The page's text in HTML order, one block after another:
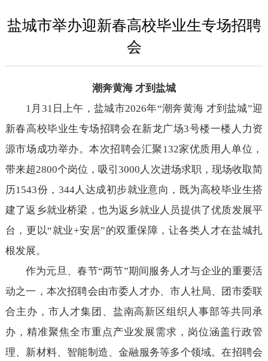
盐城市举办迎新春高校毕业生专场招聘
会
潮奔黄海 才到盐城
1月31日上午，盐城市2026年“潮奔黄海 才到盐城”迎
新春高校毕业生专场招聘会在新龙广场3号楼一楼人力资
源市场成功举办。本次招聘会汇聚132家优质用人单位，
带来超2800个岗位，吸引3000人次进场求职，现场收取简
历1543份，344人达成初步就业意向，既为高校毕业生搭
建了返乡就业桥梁，也为返乡就业人员提供了优质发展平
台，更以“就业+安居”的双重保障，让各类人才在盐城扎
根发展。
作为元旦、春节“两节”期间服务人才与企业的重要活
动之一，本次招聘会由市委人才办、市人社局、团市委联
合主办，市人才集团、盐南高新区组织人事部等共同承
办，精准聚焦全市重点产业发展需求，岗位涵盖行政管
理、新材料、智能制造、金融服务等多个领域。在招聘会